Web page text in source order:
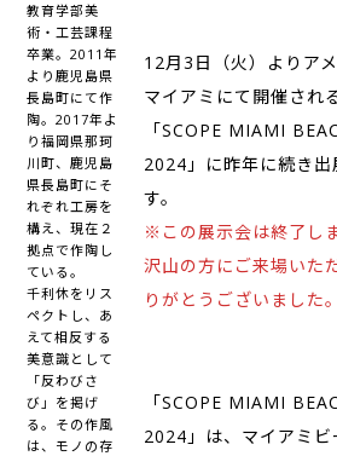
教育学部美
術・工芸課程
卒業。2011年
より鹿児島県
長島町にて作
陶。2017年よ
り福岡県那珂
川町、鹿児島
県長島町にそ
れぞれ工房を
構え、現在２
拠点で作陶し
ている。
千利休をリス
ペクトし、あ
えて相反する
美意識として
「反わびさ
び」を掲げ
る。その作風
は、モノの存
12月3日（火）よりア
マイアミにて開催され
「SCOPE MIAMI
2024」に昨年に続き出
す。
※この展示会は終了し
沢山の方にご来場いた
りがとうございました。
「SCOPE MIAMI
2024」は、マイアミビ